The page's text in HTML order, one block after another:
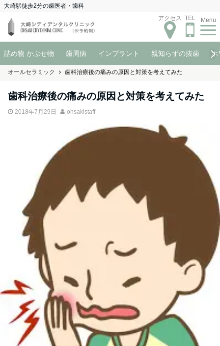
大崎駅徒歩2分の歯医者・歯科
アクセス TEL Menu
詰め物 かぶせ物 歯周病 インプラント 親知らずの抜歯 ホ
オールセラミック 歯科治療後の痛みの原因と対策を考えてみた
歯科治療後の痛みの原因と対策を考えてみた
2018年7月29日 ohsakistaff